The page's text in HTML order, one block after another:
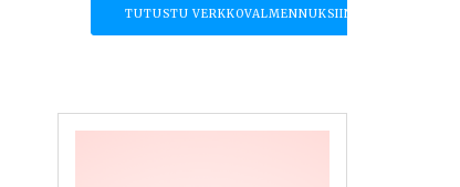
TUTUSTU VERKKOVALMENNUKSIIN